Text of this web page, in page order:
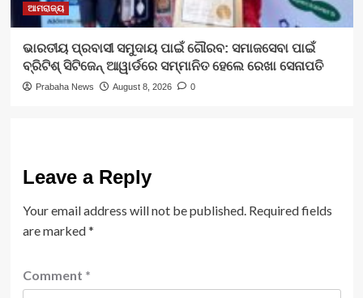
ଆମରାଜ୍ୟ
ଭାରତୀୟ ପ୍ରବାସୀ ସମୁଦାୟ ପାଇଁ ଗୌରବ: ସମାଜସେବା ପାଇଁ
ବ୍ରିଟିଶ୍ ସିଟିଜେନ୍ ଆୱାର୍ଡରେ ସମ୍ମାନିତ ହେଲେ ରେଖା ସେନାପତି
Prabaha News August 8, 2026 0
Leave a Reply
Your email address will not be published. Required fields
are marked*
Comment *